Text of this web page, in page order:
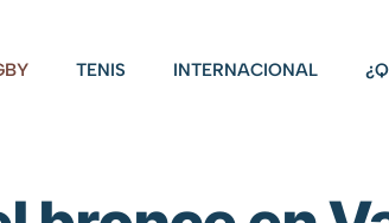
TENIS INTERNACIONAL